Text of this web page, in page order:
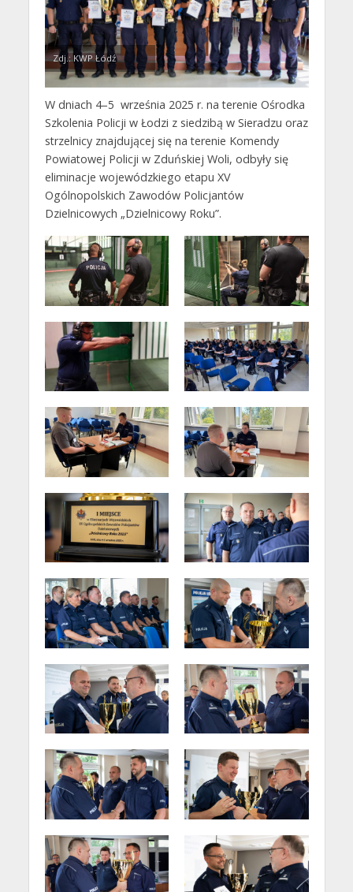
Zdj.: KWP Łódź
W dniach 4–5 września 2025 r. na terenie Ośrodka
Szkolenia Policji w Łodzi z siedzibą w Sieradzu oraz
strzelnicy znajdującej się na terenie Komendy
Powiatowej Policji w Zduńskiej Woli, odbyły się
eliminacje wojewódzkiego etapu XV
Ogólnopolskich Zawodów Policjantów
Dzielnicowych „Dzielnicowy Roku”.